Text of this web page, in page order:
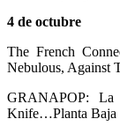
4 de octubre
The French
Nebulous, Against
GRANAPOP: La
Knife…Planta Baja